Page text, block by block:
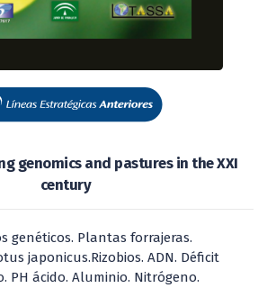
genomics and pastures in the XXI
century
genéticos. Plantas forrajeras.
japonicus.Rizobios. ADN. Déficit
PH ácido. Aluminio. Nitrógeno.